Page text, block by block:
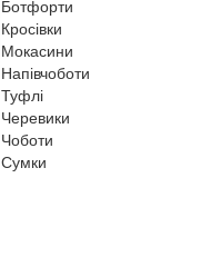
Ботфорти
Кросівки
Мокасини
Напівчоботи
Туфлі
Черевики
Чоботи
Сумки